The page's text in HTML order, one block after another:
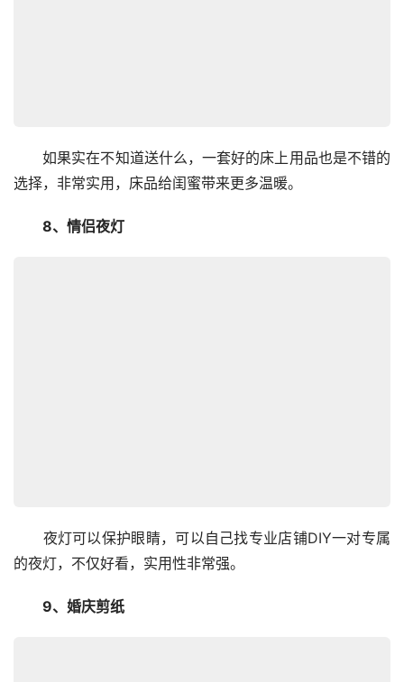
如果实在不知道送什么，一套好的床上用品也是不错的
选择，非常实用，床品给闺蜜带来更多温暖。
8、情侣夜灯
夜灯可以保护眼睛，可以自己找专业店铺DIY一对专属
的夜灯，不仅好看，实用性非常强。
9、婚庆剪纸